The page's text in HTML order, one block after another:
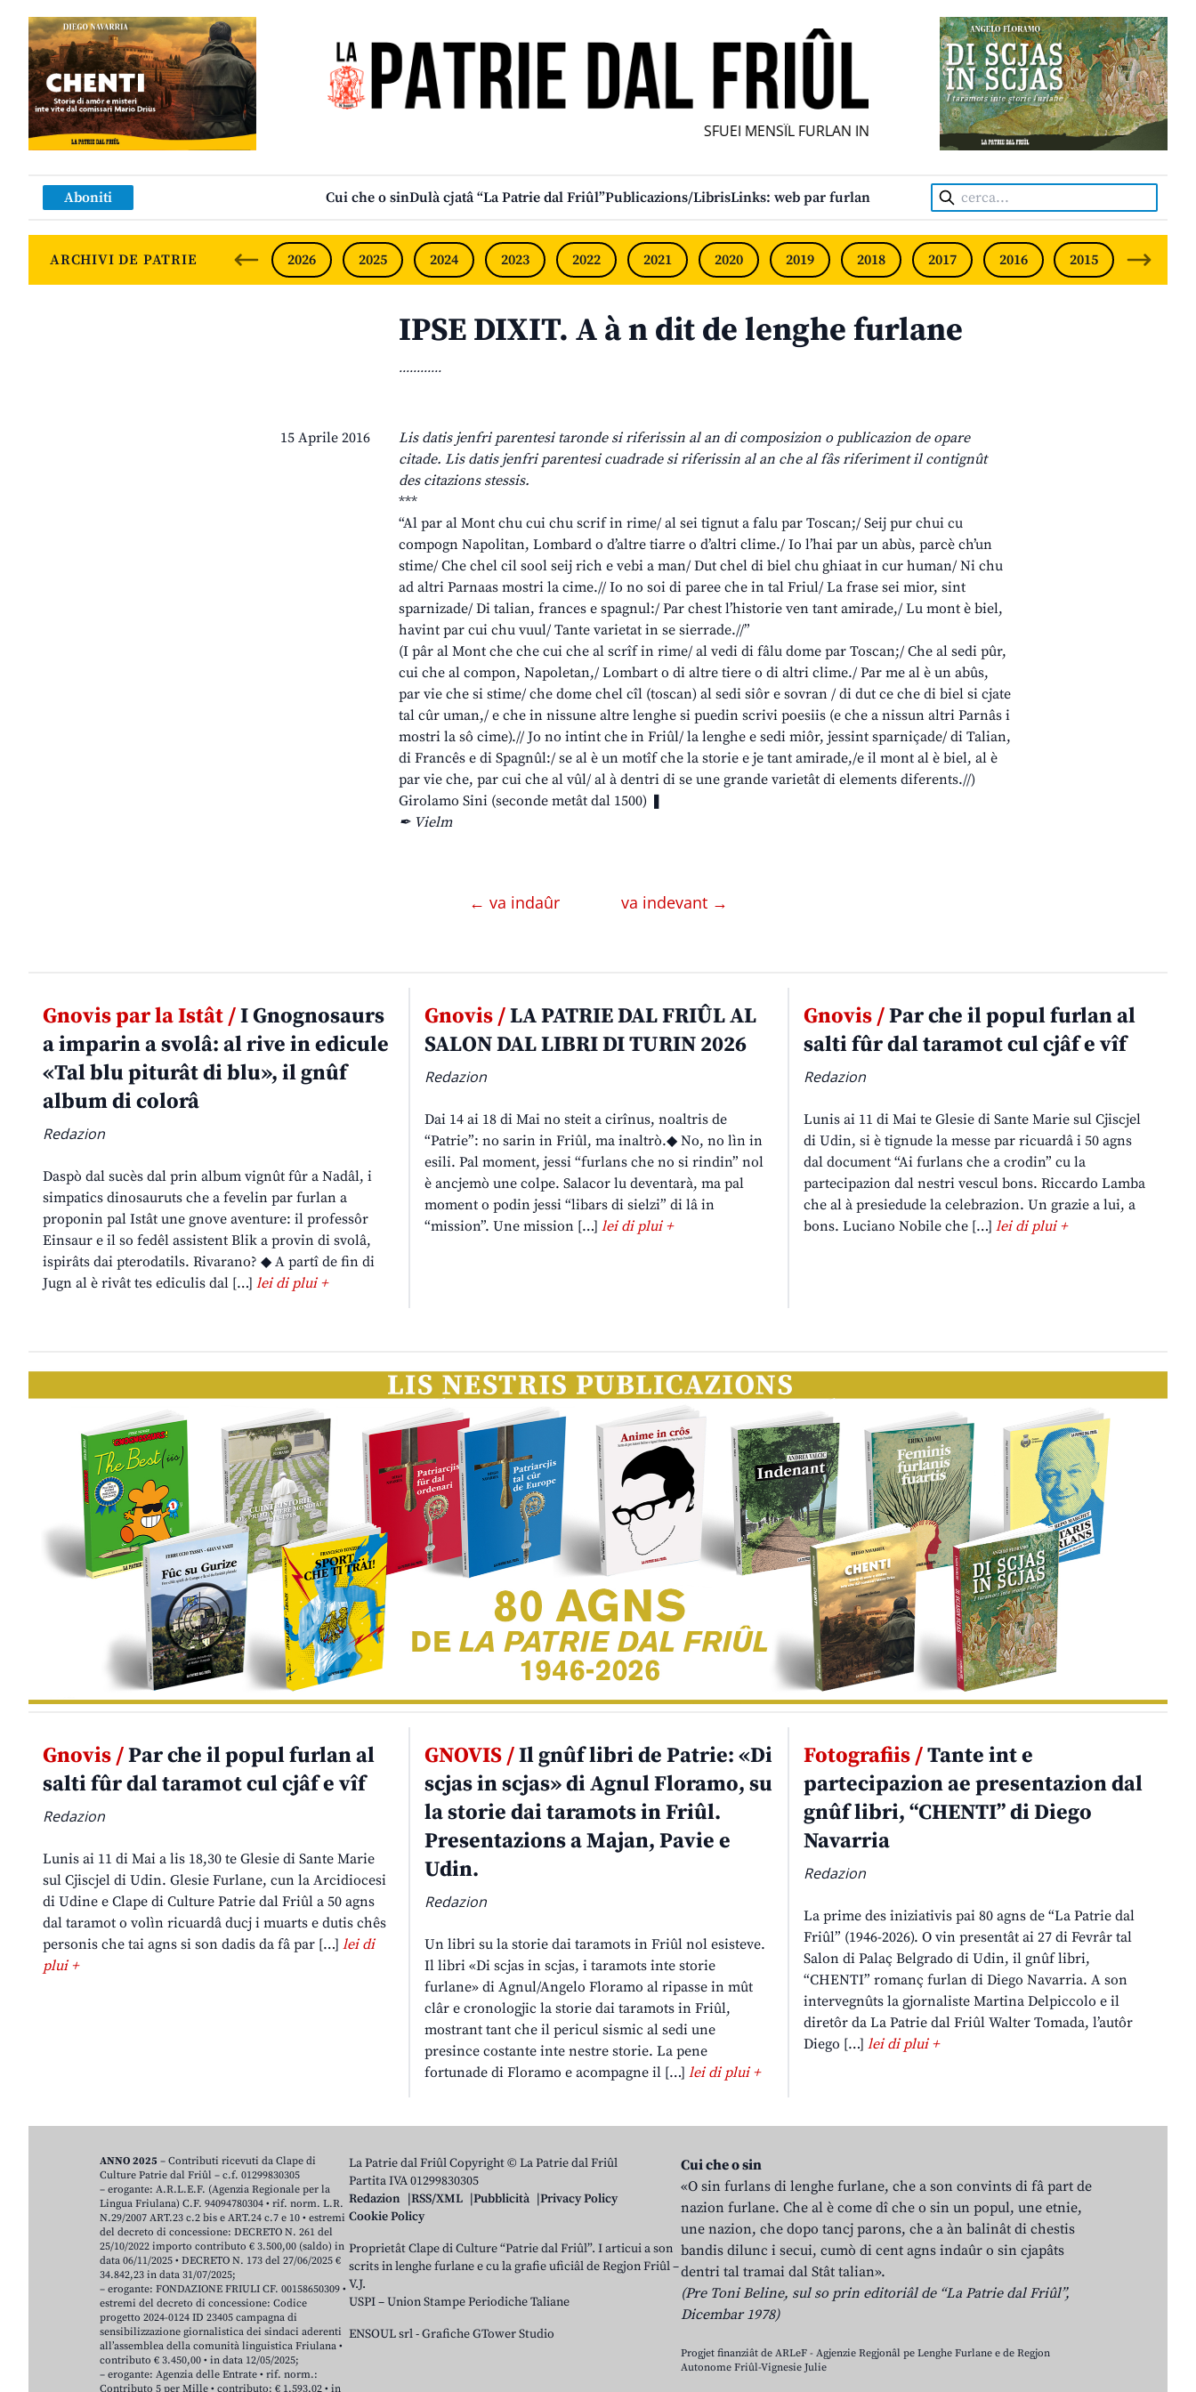
SFUEI MENSÎL FURLAN INDIPENDENT • INDEPENDENT FRIULIAN MONTHLY
Aboniti Cui che o sinDulà cjatâ “La Patrie dal Friûl”Publicazions/LibrisLinks: web par furlan Cerca:
ARCHIVI DE PATRIE 2026 2025 2024 2023 2022 2021 2020 2019 2018 2017 2016 2015 2014
IPSE DIXIT. A à n dit de lenghe furlane
............
15 Aprile 2016
Lis datis jenfri parentesi taronde si riferissin al an di composizion o publicazion de opare
citade. Lis datis jenfri parentesi cuadrade si riferissin al an che al fâs riferiment il contignût
des citazions stessis.
***
“Al par al Mont chu cui chu scrif in rime/ al sei tignut a falu par Toscan;/ Seij pur chui cu
compogn Napolitan, Lombard o d’altre tiarre o d’altri clime./ Io l’hai par un abùs, parcè ch’un
stime/ Che chel cil sool seij rich e vebi a man/ Dut chel di biel chu ghiaat in cur human/ Ni chu
ad altri Parnaas mostri la cime.// Io no soi di paree che in tal Friul/ La frase sei mior, sint
sparnizade/ Di talian, frances e spagnul:/ Par chest l’historie ven tant amirade,/ Lu mont è biel,
havint par cui chu vuul/ Tante varietat in se sierrade.//”
(I pâr al Mont che che cui che al scrîf in rime/ al vedi di fâlu dome par Toscan;/ Che al sedi pûr,
cui che al compon, Napoletan,/ Lombart o di altre tiere o di altri clime./ Par me al è un abûs,
par vie che si stime/ che dome chel cîl (toscan) al sedi siôr e sovran / di dut ce che di biel si cjate
tal cûr uman,/ e che in nissune altre lenghe si puedin scrivi poesiis (e che a nissun altri Parnâs i
mostri la sô cime).// Jo no intint che in Friûl/ la lenghe e sedi miôr, jessint sparniçade/ di Talian,
di Francês e di Spagnûl:/ se al è un motîf che la storie e je tant amirade,/e il mont al è biel, al è
par vie che, par cui che al vûl/ al à dentri di se une grande varietât di elements diferents.//)
Girolamo Sini (seconde metât dal 1500) ❚
✒ Vielm
← va indaûr va indevant →
Gnovis par la Istât /I Gnognosaurs
a imparin a svolâ: al rive in edicule
«Tal blu piturât di blu», il gnûf
album di colorâ
Redazion
Daspò dal sucès dal prin album vignût fûr a Nadâl, i
simpatics dinosauruts che a fevelin par furlan a
proponin pal Istât une gnove aventure: il professôr
Einsaur e il so fedêl assistent Blik a provin di svolâ,
ispirâts dai pterodatils. Rivarano? ◆ A partî de fin di
Jugn al è rivât tes ediculis dal […] lei di plui +
Gnovis /LA PATRIE DAL FRIÛL AL
SALON DAL LIBRI DI TURIN 2026
Redazion
Dai 14 ai 18 di Mai no steit a cirînus, noaltris de
“Patrie”: no sarin in Friûl, ma inaltrò.◆ No, no lìn in
esili. Pal moment, jessi “furlans che no si rindin” nol
è ancjemò une colpe. Salacor lu deventarà, ma pal
moment o podin jessi “libars di sielzi” di lâ in
“mission”. Une mission […] lei di plui +
Gnovis /Par che il popul furlan al
salti fûr dal taramot cul cjâf e vîf
Redazion
Lunis ai 11 di Mai te Glesie di Sante Marie sul Cjiscjel
di Udin, si è tignude la messe par ricuardâ i 50 agns
dal document “Ai furlans che a crodin” cu la
partecipazion dal nestri vescul bons. Riccardo Lamba
che al à presiedude la celebrazion. Un grazie a lui, a
bons. Luciano Nobile che […]lei di plui +
Gnovis /Par che il popul furlan al
salti fûr dal taramot cul cjâf e vîf
Redazion
Lunis ai 11 di Mai a lis 18,30 te Glesie di Sante Marie
sul Cjiscjel di Udin. Glesie Furlane, cun la Arcidiocesi
di Udine e Clape di Culture Patrie dal Friûl a 50 agns
dal taramot o volìn ricuardâ ducj i muarts e dutis chês
personis che tai agns si son dadis da fâ par […] lei di
plui +
GNOVIS /Il gnûf libri de Patrie: «Di
scjas in scjas» di Agnul Floramo, su
la storie dai taramots in Friûl.
Presentazions a Majan, Pavie e
Udin.
Redazion
Un libri su la storie dai taramots in Friûl nol esisteve.
Il libri «Di scjas in scjas, i taramots inte storie
furlane» di Agnul/Angelo Floramo al ripasse in mût
clâr e cronologjic la storie dai taramots in Friûl,
mostrant tant che il pericul sismic al sedi une
presince costante inte nestre storie. La pene
fortunade di Floramo e acompagne il […] lei di plui +
Fotografiis /Tante int e
partecipazion ae presentazion dal
gnûf libri, “CHENTI” di Diego
Navarria
Redazion
La prime des iniziativis pai 80 agns de “La Patrie dal
Friûl” (1946-2026). O vin presentât ai 27 di Fevrâr tal
Salon di Palaç Belgrado di Udin, il gnûf libri,
“CHENTI” romanç furlan di Diego Navarria. A son
intervegnûts la gjornaliste Martina Delpiccolo e il
diretôr da La Patrie dal Friûl Walter Tomada, l’autôr
Diego […]lei di plui +
La Patrie dal Friûl Copyright © La Patrie dal Friûl
Partita IVA 01299830305
Redazion
RSS/XML Pubblicità
Privacy Policy
Cookie Policy
Proprietât Clape di Culture “Patrie dal Friûl”. I articui a son
scrits in lenghe furlane e cu la grafie uficiâl de Regjon Friûl –
V.J.
USPI – Union Stampe Periodiche Taliane
ENSOUL srl-Grafiche GTower Studio
Cui che o sin
«O sin furlans di lenghe furlane, che a son convints di fâ part de
nazion furlane. Che al è come dî che o sin un popul, une etnie,
une nazion, che dopo tancj parons, che a àn balinât di chestis
bandis dilunc i secui, cumò di cent agns indaûr o sin cjapâts
dentri tal tramai dal Stât talian».
(Pre Toni Beline, sul so prin editoriâl de “La Patrie dal Friûl”,
Dicembar 1978)
Progjet finanziât de ARLeF - Agjenzie Regjonâl pe Lenghe Furlane e de Regjon
Autonome Friûl-Vignesie Julie
ANNO 2025 – Contributi ricevuti da Clape di
Culture Patrie dal Friûl – c.f. 01299830305
– erogante: A.R.L.E.F. (Agenzia Regionale per la
Lingua Friulana) C.F. 94094780304 • rif. norm. L.R.
N.29/2007 ART.23 c.2 bis e ART.24 c.7 e 10 • estremi
del decreto di concessione: DECRETO N. 261 del
25/10/2022 importo contributo € 3.500,00 (saldo) in
data 06/11/2025 • DECRETO N. 173 del 27/06/2025 €
34.842,23 in data 31/07/2025;
– erogante: FONDAZIONE FRIULI CF. 00158650309 •
estremi del decreto di concessione: Codice
progetto 2024-0124 ID 23405 campagna di
sensibilizzazione giornalistica dei sindaci aderenti
all’assemblea della comunità linguistica Friulana •
contributo € 3.450,00 • in data 12/05/2025;
– erogante: Agenzia delle Entrate • rif. norm.:
Contributo 5 per Mille • contributo: € 1.593,02 • in